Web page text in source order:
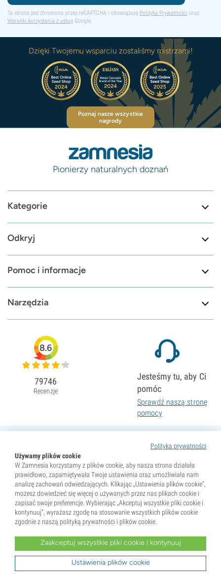
Ta strona jest chroniona przez reCAPTCHA i obowiązują Polityka Prywatności oraz
Warunki korzystania z usług Google.
Dzięki Twojemu wsparciu zostaliśmy mistrzami!
Poznaj nasze wszystkie
nagrody
Pionierzy naturalnych doznań
Kategorie
Odkryj
Pomoc i informacje
Narzędzia
Polityka prywatności
Używamy plików cookie
W Zamnesia korzystamy z plików cookie, aby nasza strona działała
prawidłowo, zapamiętywała Twoje ustawienia oraz umożliwiała nam
analizę zachowań odwiedzających. Klikając „Ustawienia plików cookie”,
możesz dowiedzieć się więcej o używanych przez nas plikach cookie i
zapisać swoje preferencje. Wybierając „Akceptuj wszystkie pliki cookie i
kontynuuj”, wyrażasz zgodę na stosowanie wszystkich plików cookie
zgodnie z naszą polityką prywatności i plików cookie.
Zaakceptuj wszystkie pliki cookie i kontynuuj
Ustawienia plików cookie
8.6
79746
Recenzje
Jesteśmy tu, aby Ci
pomóc
Sprawdź naszą stronę
pomocy
* Nasiona są sprzedawane wyłącznie jako pamiątki. Kiełkowanie nasion jest nielegalne w wielu krajach.
zamieszkania oraz znasz obowiązujące przepisy. Zamnesia nie ponosi odpowiedzialności za działania
niezgodne z prawem.